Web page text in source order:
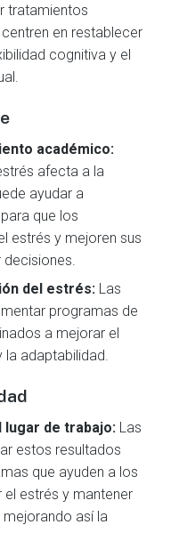
tratamientos
en restablecer
cognitiva y el
académico:
afecta a la
ayudar a
que los
estrés y mejoren sus
decisiones.
del estrés: Las
programas de
a mejorar el
adaptabilidad.
lugar de trabajo: Las
estos resultados
que ayuden a los
estrés y mantener
mejorando así la